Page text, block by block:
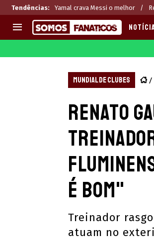
Tendências: Yamal crava Messi o melhor
CHAMPIONS LEAGUE
PREMIER LEAGUE
LIGA PORTUGUESA
EUROPA LEAGUE
Melhores
Últimas
CASAS DE
CÓDIGOS e
APPS
MUNDIAL DE CLUBES
Renato
é bom"
Treinador
atuam no